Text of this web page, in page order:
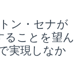
ン・セナが
ることを望ん
実現しなか